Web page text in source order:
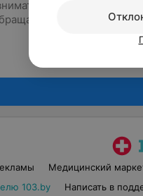
Медицинский
103.by
Написать в